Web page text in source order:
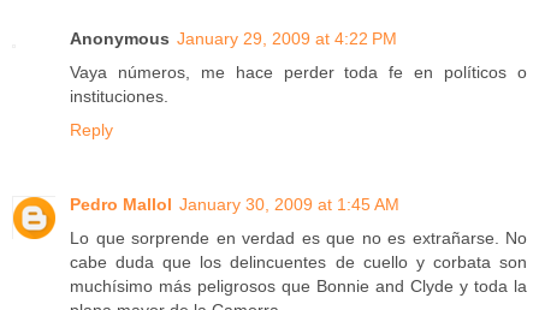
Anonymous January 29, 2009 at 4:22 PM
Vaya números, me hace perder toda fe en políticos o
instituciones.
Reply
Pedro Mallol January 30, 2009 at 1:45 AM
Lo que sorprende en verdad es que no es extrañarse. No
cabe duda que los delincuentes de cuello y corbata son
muchísimo más peligrosos que Bonnie and Clyde y toda la